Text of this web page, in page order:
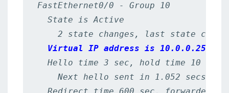
FastEthernet0/0 - Group 10
  State is Active
2 state changes, last state
Virtual IP address is 10.0.0.254
  Hello time 3 sec, hold time 10 sec
    Next hello sent in 1.052 secs